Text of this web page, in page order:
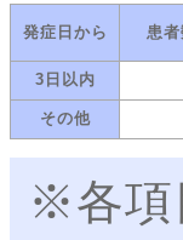
発症日から 患者
3日以内
その他
※各項